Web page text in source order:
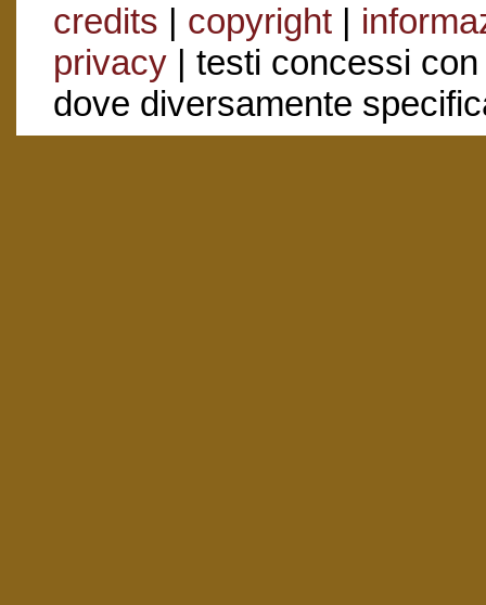
credits | copyright|
privacy| testi concessi
dove diversamente